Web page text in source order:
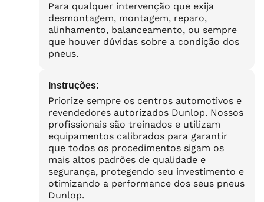
Para qualquer intervenção que exija
desmontagem, montagem, reparo,
alinhamento, balanceamento, ou sempre
que houver dúvidas sobre a condição dos
pneus.
Instruções:
Priorize sempre os centros automotivos e
revendedores autorizados Dunlop. Nossos
profissionais são treinados e utilizam
equipamentos calibrados para garantir
que todos os procedimentos sigam os
mais altos padrões de qualidade e
segurança, protegendo seu investimento e
otimizando a performance dos seus pneus
Dunlop.